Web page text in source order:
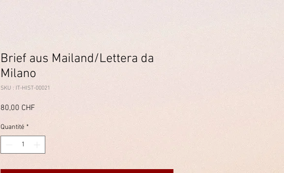
Brief aus Mailand/Lettera da
Milano
SKU : IT-HIST-00021
80,00 CHF
Quantité *